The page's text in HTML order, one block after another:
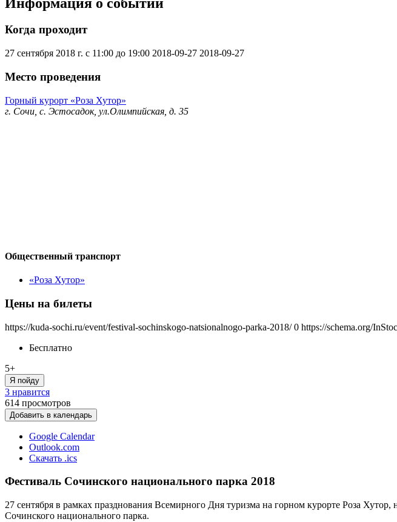
Когда проходит
27 сентября 2018 г. с 11:00 до 19:00 2018-09-27 2018-09-27
Место проведения
Горный курорт «Роза Хутор»
г. Сочи, с. Эстосадок, ул.Олимпийская, д. 35
Общественный транспорт
«Роза Хутор»
Цены на билеты
https://kuda-sochi.ru/event/festival-sochinskogo-natsionalnogo-parka-2018/ 0 https://schema.org/
Бесплатно
5+
Я пойду
3 нравится
614 просмотров
Добавить в календарь
Google Calendar
Outlook.com
Скачать .ics
Фестиваль Сочинского национального парка 2018
27 сентября в рамках празднования Всемирного Дня туризма на горном курорте Роза
Сочинского национального парка.